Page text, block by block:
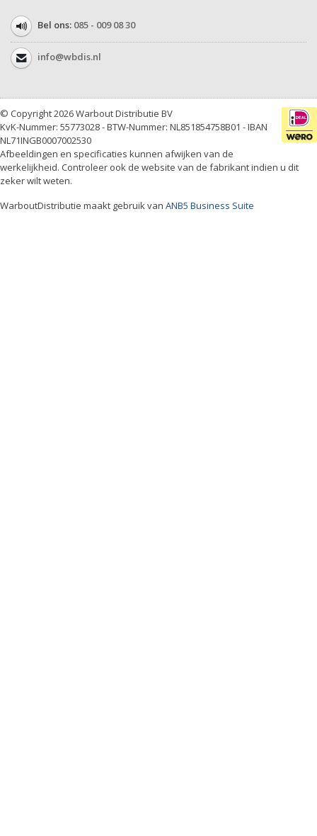
Bel ons: 085 - 009 08 30
info@wbdis.nl
© Copyright 2026 Warbout Distributie BV
KvK-Nummer: 55773028 - BTW-Nummer: NL851854758B01 - IBAN
NL71INGB0007002530
Afbeeldingen en specificaties kunnen afwijken van de
werkelijkheid. Controleer ook de website van de fabrikant indien u dit
zeker wilt weten.
WarboutDistributie maakt gebruik van ANB5 Business Suite